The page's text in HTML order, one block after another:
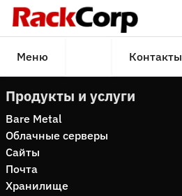
Меню Контакты
Продукты и услуги
Bare Metal
Облачные серверы
Сайты
Почта
Хранилище